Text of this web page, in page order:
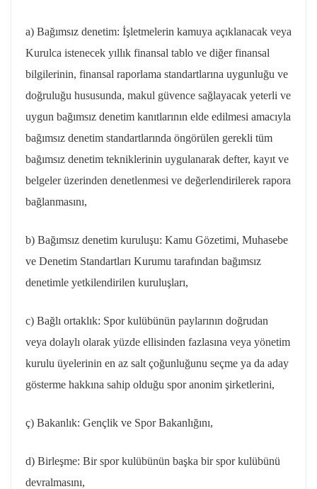
a) Bağımsız denetim: İşletmelerin kamuya açıklanacak veya
Kurulca istenecek yıllık finansal tablo ve diğer finansal
bilgilerinin, finansal raporlama standartlarına uygunluğu ve
doğruluğu hususunda, makul güvence sağlayacak yeterli ve
uygun bağımsız denetim kanıtlarının elde edilmesi amacıyla
bağımsız denetim standartlarında öngörülen gerekli tüm
bağımsız denetim tekniklerinin uygulanarak defter, kayıt ve
belgeler üzerinden denetlenmesi ve değerlendirilerek rapora
bağlanmasını,
b) Bağımsız denetim kuruluşu: Kamu Gözetimi, Muhasebe
ve Denetim Standartları Kurumu tarafından bağımsız
denetimle yetkilendirilen kuruluşları,
c) Bağlı ortaklık: Spor kulübünün paylarının doğrudan
veya dolaylı olarak yüzde ellisinden fazlasına veya yönetim
kurulu üyelerinin en az salt çoğunluğunu seçme ya da aday
gösterme hakkına sahip olduğu spor anonim şirketlerini,
ç) Bakanlık: Gençlik ve Spor Bakanlığını,
d) Birleşme: Bir spor kulübünün başka bir spor kulübünü
devralmasını,